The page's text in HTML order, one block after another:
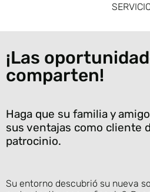
¡Las
comparten!
Haga que su familia y
sus ventajas como cliente
patrocinio.
Su entorno descubrió su nueva